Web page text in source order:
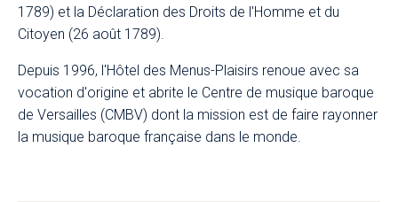
1789) et la Déclaration des Droits de l'Homme et du
Citoyen (26 août 1789).
Depuis 1996, l'Hôtel des Menus-Plaisirs renoue avec sa
vocation d'origine et abrite le Centre de musique baroque
de Versailles (CMBV) dont la mission est de faire rayonner
la musique baroque française dans le monde.